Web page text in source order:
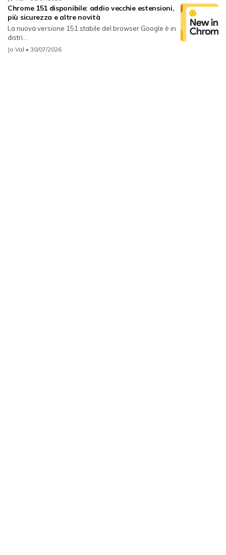
Chrome 151 disponibile: addio vecchie estensioni,
più sicurezza e altre novità
La nuova versione 151 stabile del browser Google è in
distri...
Jo Val • 30/07/2026